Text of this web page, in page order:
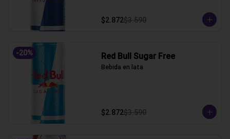
$2.872$3.590
-20% Red Bull Sugar Free
Bebida en lata
$2.872$3.590